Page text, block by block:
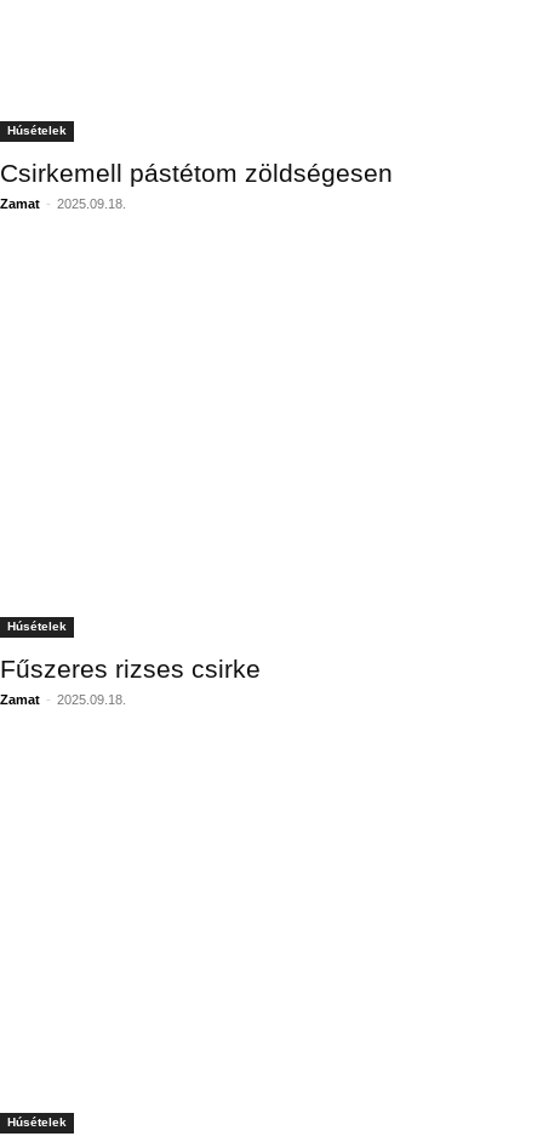
Húsételek
Csirkemell pástétom zöldségesen
Zamat - 2025.09.18.
Húsételek
Fűszeres rizses csirke
Zamat - 2025.09.18.
Húsételek